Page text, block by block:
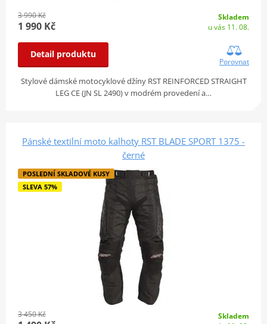
3 990 Kč
1 990 Kč
Skladem
u vás 11. 08.
Detail produktu
Porovnat
Stylové dámské motocyklové džíny RST REINFORCED STRAIGHT
LEG CE (JN SL 2490) v modrém provedení a…
Pánské textilní moto kalhoty RST BLADE SPORT 1375 -
černé
POSLEDNÍ SKLADOVÉ KUSY
SLEVA 57%
3 450 Kč
Skladem